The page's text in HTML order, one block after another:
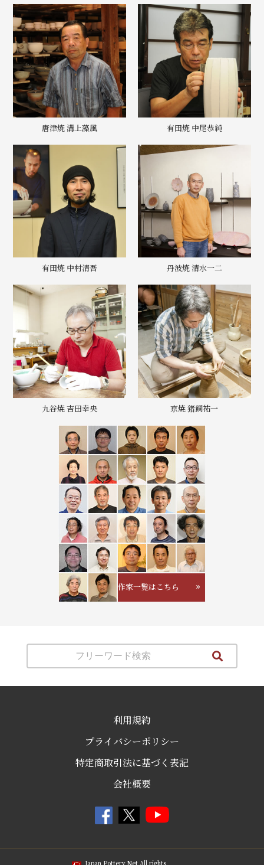
唐津焼 溝上藻風 有田焼 中尾恭純
有田焼 中村清吾 丹波焼 清水一二
九谷焼 吉田幸央 京焼 猪飼祐一
作家一覧はこちら
利用規約
プライバシーポリシー
特定商取引法に基づく表記
会社概要
Japan Pottery Net All rights